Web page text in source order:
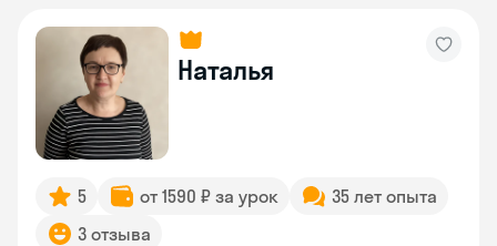
Наталья
5 от 1590 ₽ за урок
35 лет опыта
3 отзыва